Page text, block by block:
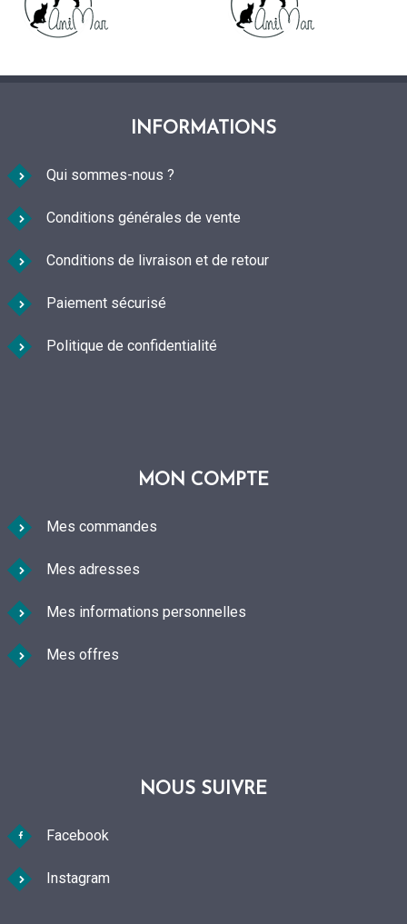
INFORMATIONS
Qui sommes-nous ?
Conditions générales de vente
Conditions de livraison et de retour
Paiement sécurisé
Politique de confidentialité
MON COMPTE
Mes commandes
Mes adresses
Mes informations personnelles
Mes offres
NOUS SUIVRE
Facebook
Instagram